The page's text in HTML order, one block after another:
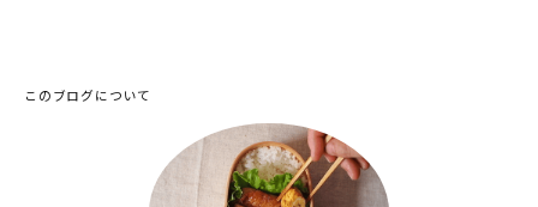
このブログについて